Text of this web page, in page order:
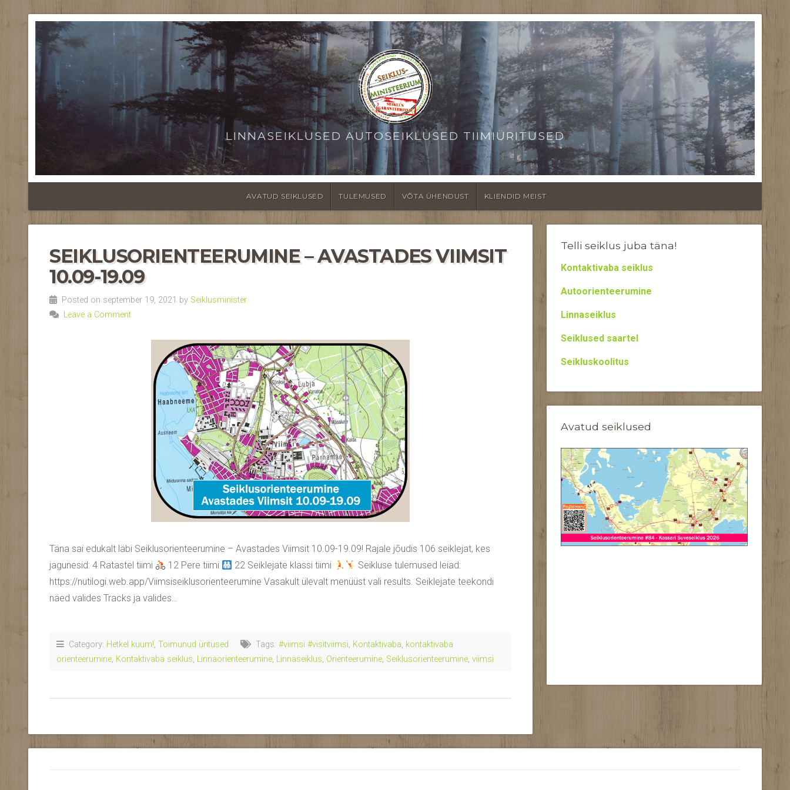
LINNASEIKLUSED AUTOSEIKLUSED TIIMIÜRITUSED
AVATUD SEIKLUSED TULEMUSED VÕTA ÜHENDUST KLIENDID MEIST
SEIKLUSORIENTEERUMINE – AVASTADES VIIMSIT
10.09-19.09
Posted on september 19, 2021 by Seiklusminister
Leave a Comment
Täna sai edukalt läbi Seiklusorienteerumine – Avastades Viimsit 10.09-19.09! Rajale jõudis 106 seiklejat, kes
jagunesid: 4 Ratastel tiimi
12 Pere tiimi 22 Seiklejate klassi tiimi
Seikluse tulemused leiad:
https://nutilogi.web.app/Viimsiseiklusorienteerumine Vasakult ülevalt menüüst vali results. Seiklejate teekondi
näed valides Tracks ja valides…
Category: Hetkel kuum!, Toimunud üritused Tags: #viimsi #visitviimsi, Kontaktivaba, kontaktivaba
orienteerumine, Kontaktivaba seiklus, Linnaorienteerumine, Linnaseiklus, Orienteerumine, Seiklusorienteerumine, viimsi
Telli seiklus juba täna!
Kontaktivaba seiklus
Autoorienteerumine
Linnaseiklus
Seiklused saartel
Seikluskoolitus
Avatud seiklused